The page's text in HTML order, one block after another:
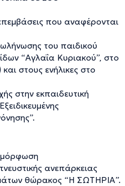
που αναφέρονται
του παιδικού
“Αγλαΐα Κυριακού”, στο
στους ενήλικες στο
στην εκπαιδευτική
ανεπάρκειας
θώρακος “Η ΣΩΤΗΡΙΑ”.